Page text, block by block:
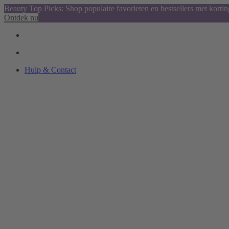
Beauty Top Picks: Shop populaire favorieten en bestsellers met
Ontdek nu
Hulp & Contact